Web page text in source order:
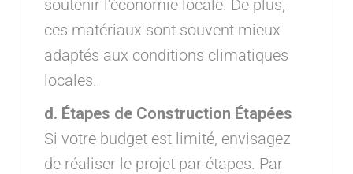
soutenir l’économie locale. De plus,
ces matériaux sont souvent mieux
adaptés aux conditions climatiques
locales.
d. Étapes de Construction Étapées
Si votre budget est limité, envisagez
de réaliser le projet par étapes. Par